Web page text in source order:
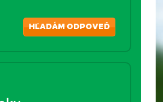
HĽADÁM ODPOVEĎ